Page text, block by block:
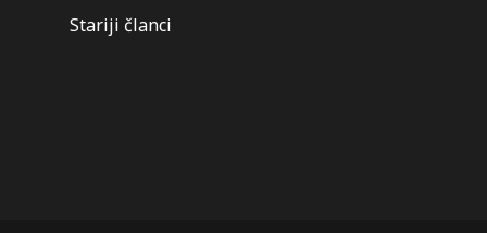
Kretanje
Stariji članci